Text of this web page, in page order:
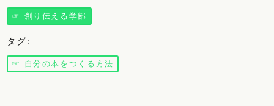
☞ 創り伝える学部
タグ:
☞ 自分の本をつくる方法